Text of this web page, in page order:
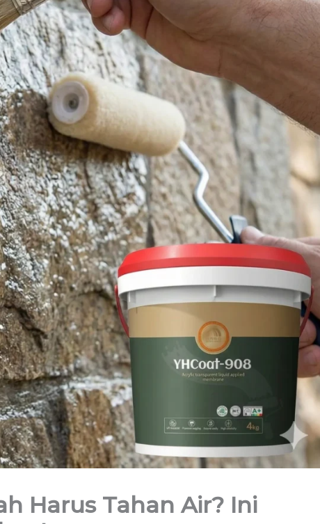
Harus Tahan Air? Ini